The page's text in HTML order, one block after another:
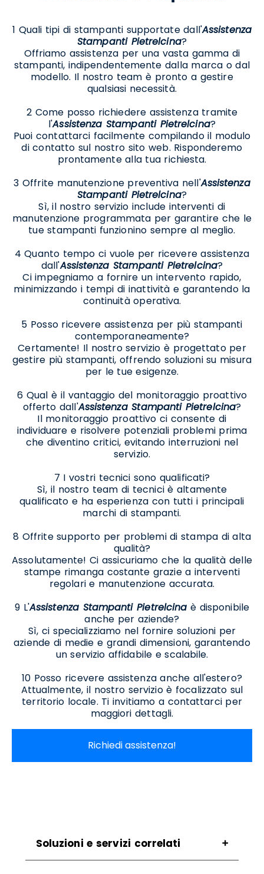
1 Quali tipi di stampanti supportate dall'Assistenza
Stampanti Pietrelcina?
Offriamo assistenza per una vasta gamma di
stampanti, indipendentemente dalla marca o dal
modello. Il nostro team è pronto a gestire
qualsiasi necessità.
2 Come posso richiedere assistenza tramite
l'Assistenza Stampanti Pietrelcina?
Puoi contattarci facilmente compilando il modulo
di contatto sul nostro sito web. Risponderemo
prontamente alla tua richiesta.
3 Offrite manutenzione preventiva nell'Assistenza
Stampanti Pietrelcina?
Sì, il nostro servizio include interventi di
manutenzione programmata per garantire che le
tue stampanti funzionino sempre al meglio.
4 Quanto tempo ci vuole per ricevere assistenza
dall'Assistenza Stampanti Pietrelcina?
Ci impegniamo a fornire un intervento rapido,
minimizzando i tempi di inattività e garantendo la
continuità operativa.
5 Posso ricevere assistenza per più stampanti
contemporaneamente?
Certamente! Il nostro servizio è progettato per
gestire più stampanti, offrendo soluzioni su misura
per le tue esigenze.
6 Qual è il vantaggio del monitoraggio proattivo
offerto dall'Assistenza Stampanti Pietrelcina?
Il monitoraggio proattivo ci consente di
individuare e risolvere potenziali problemi prima
che diventino critici, evitando interruzioni nel
servizio.
7 I vostri tecnici sono qualificati?
Sì, il nostro team di tecnici è altamente
qualificato e ha esperienza con tutti i principali
marchi di stampanti.
8 Offrite supporto per problemi di stampa di alta
qualità?
Assolutamente! Ci assicuriamo che la qualità delle
stampe rimanga costante grazie a interventi
regolari e manutenzione accurata.
9 L'Assistenza Stampanti Pietrelcina è disponibile
anche per aziende?
Sì, ci specializziamo nel fornire soluzioni per
aziende di medie e grandi dimensioni, garantendo
un servizio affidabile e scalabile.
10 Posso ricevere assistenza anche all'estero?
Attualmente, il nostro servizio è focalizzato sul
territorio locale. Ti invitiamo a contattarci per
maggiori dettagli.
Richiedi assistenza!
Soluzioni e servizi correlati